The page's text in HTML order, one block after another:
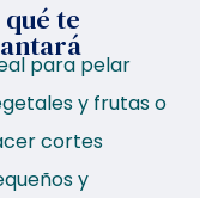
te
para pelar
y frutas o
cortes
y